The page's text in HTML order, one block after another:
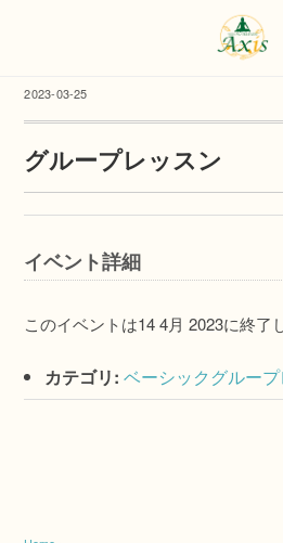
2023-03-25
グループレッスン
イベント詳細
このイベントは14 4月 2023に終了
カテゴリ: ベーシックグルー